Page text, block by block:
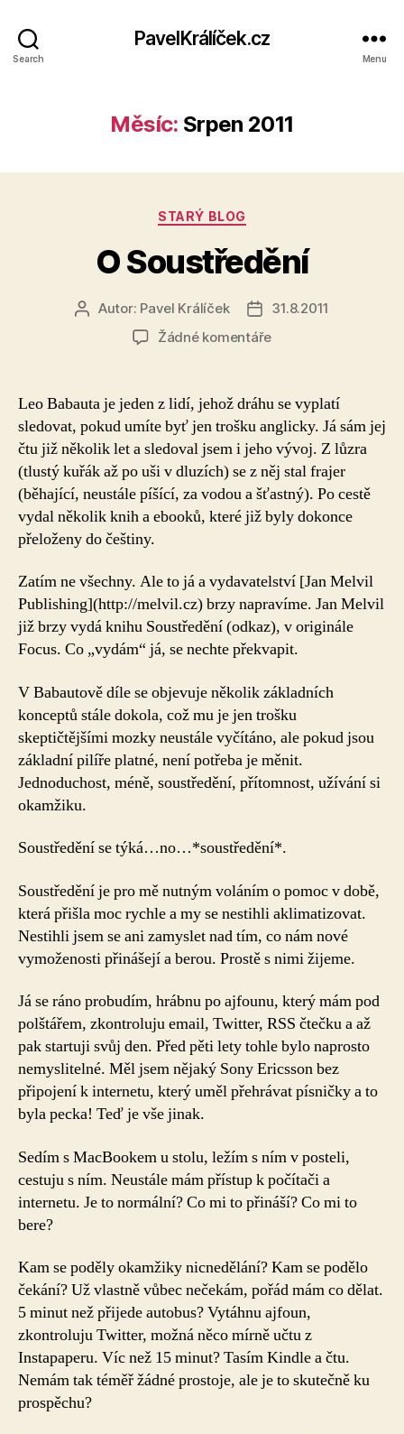
Search
PavelKrálíček.cz
Menu
Měsíc: Srpen 2011
Rubriky
STARÝ BLOG
O Soustředění
Autor
příspěvku
Autor: Pavel Králíček
Datum
příspěvku
31.8.2011
Žádné komentářeu
názvem
Soustředění
Leo Babauta je jeden z lidí, jehož dráhu se vyplatí
sledovat, pokud umíte byť jen trošku anglicky. Já sám jej
čtu již několik let a sledoval jsem i jeho vývoj. Z lůzra
(tlustý kuřák až po uši v dluzích) se z něj stal frajer
(běhající, neustále píšící, za vodou a šťastný). Po cestě
vydal několik knih a ebooků, které již byly dokonce
přeloženy do češtiny.
Zatím ne všechny. Ale to já a vydavatelství [Jan Melvil
Publishing](http://melvil.cz) brzy napravíme. Jan Melvil
již brzy vydá knihu Soustředění (odkaz), v originále
Focus. Co „vydám“ já, se nechte překvapit.
V Babautově díle se objevuje několik základních
konceptů stále dokola, což mu je jen trošku
skeptičtějšími mozky neustále vyčítáno, ale pokud jsou
základní pilíře platné, není potřeba je měnit.
Jednoduchost, méně, soustředění, přítomnost, užívání si
okamžiku.
Soustředění se týká…no…*soustředění*.
Soustředění je pro mě nutným voláním o pomoc v době,
která přišla moc rychle a my se nestihli aklimatizovat.
Nestihli jsem se ani zamyslet nad tím, co nám nové
vymoženosti přinášejí a berou. Prostě s nimi žijeme.
Já se ráno probudím, hrábnu po ajfounu, který mám pod
polštářem, zkontroluju email, Twitter, RSS čtečku a až
pak startuji svůj den. Před pěti lety tohle bylo naprosto
nemyslitelné. Měl jsem nějaký Sony Ericsson bez
připojení k internetu, který uměl přehrávat písničky a to
byla pecka! Teď je vše jinak.
Sedím s MacBookem u stolu, ležím s ním v posteli,
cestuju s ním. Neustále mám přístup k počítači a
internetu. Je to normální? Co mi to přináší? Co mi to
bere?
Kam se poděly okamžiky nicnedělání? Kam se podělo
čekání? Už vlastně vůbec nečekám, pořád mám co dělat.
5 minut než přijede autobus? Vytáhnu ajfoun,
zkontroluju Twitter, možná něco mírně učtu z
Instapaperu. Víc než 15 minut? Tasím Kindle a čtu.
Nemám tak téměř žádné prostoje, ale je to skutečně ku
prospěchu?